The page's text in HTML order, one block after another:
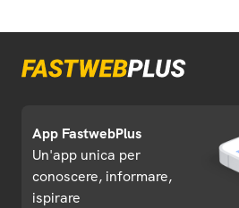
App FastwebPlus
Un'app unica per
conoscere, informare,
ispirare